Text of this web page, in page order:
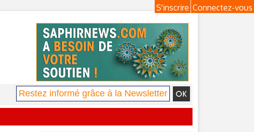
Connectez-vous
S'inscrire